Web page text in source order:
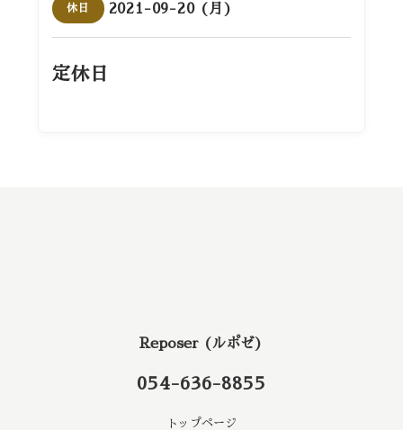
休日 2021-09-20 (月)
定休日
Reposer (ルポゼ)
054-636-8855
トップページ